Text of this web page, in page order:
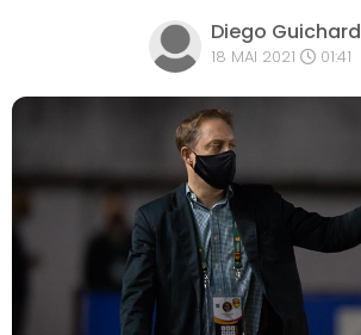
Diego Guichard
18 MAI 2021 01:41